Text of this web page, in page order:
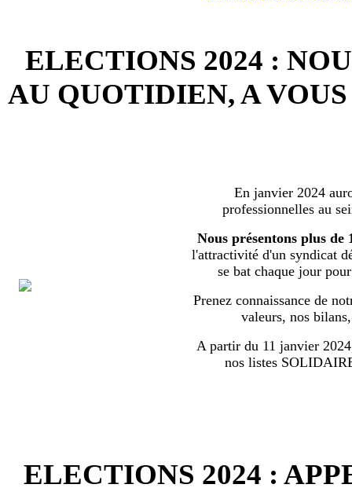
ELECTIONS 2024 :
AU QUOTIDIEN, A
En janvier 2024
professionnelles au
Nous présentons plus de
l'attractivité d'un syndicat
se bat chaque jour
Prenez connaissance de
valeurs, nos
A partir du 11 janvier
nos listes
ELECTIONS 2024 :